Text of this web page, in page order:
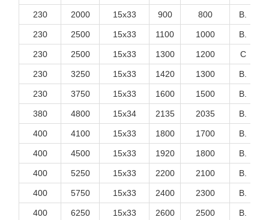
230 2000 15x33 900 800 B.
230 2500 15x33 1100 1000 B.
230 2500 15x33 1300 1200 C
230 3250 15x33 1420 1300 B.
230 3750 15x33 1600 1500 B.
380 4800 15x34 2135 2035 B.
400 4100 15x33 1800 1700 B.
400 4500 15x33 1920 1800 B.
400 5250 15x33 2200 2100 B.
400 5750 15x33 2400 2300 B.
400 6250 15x33 2600 2500 B.